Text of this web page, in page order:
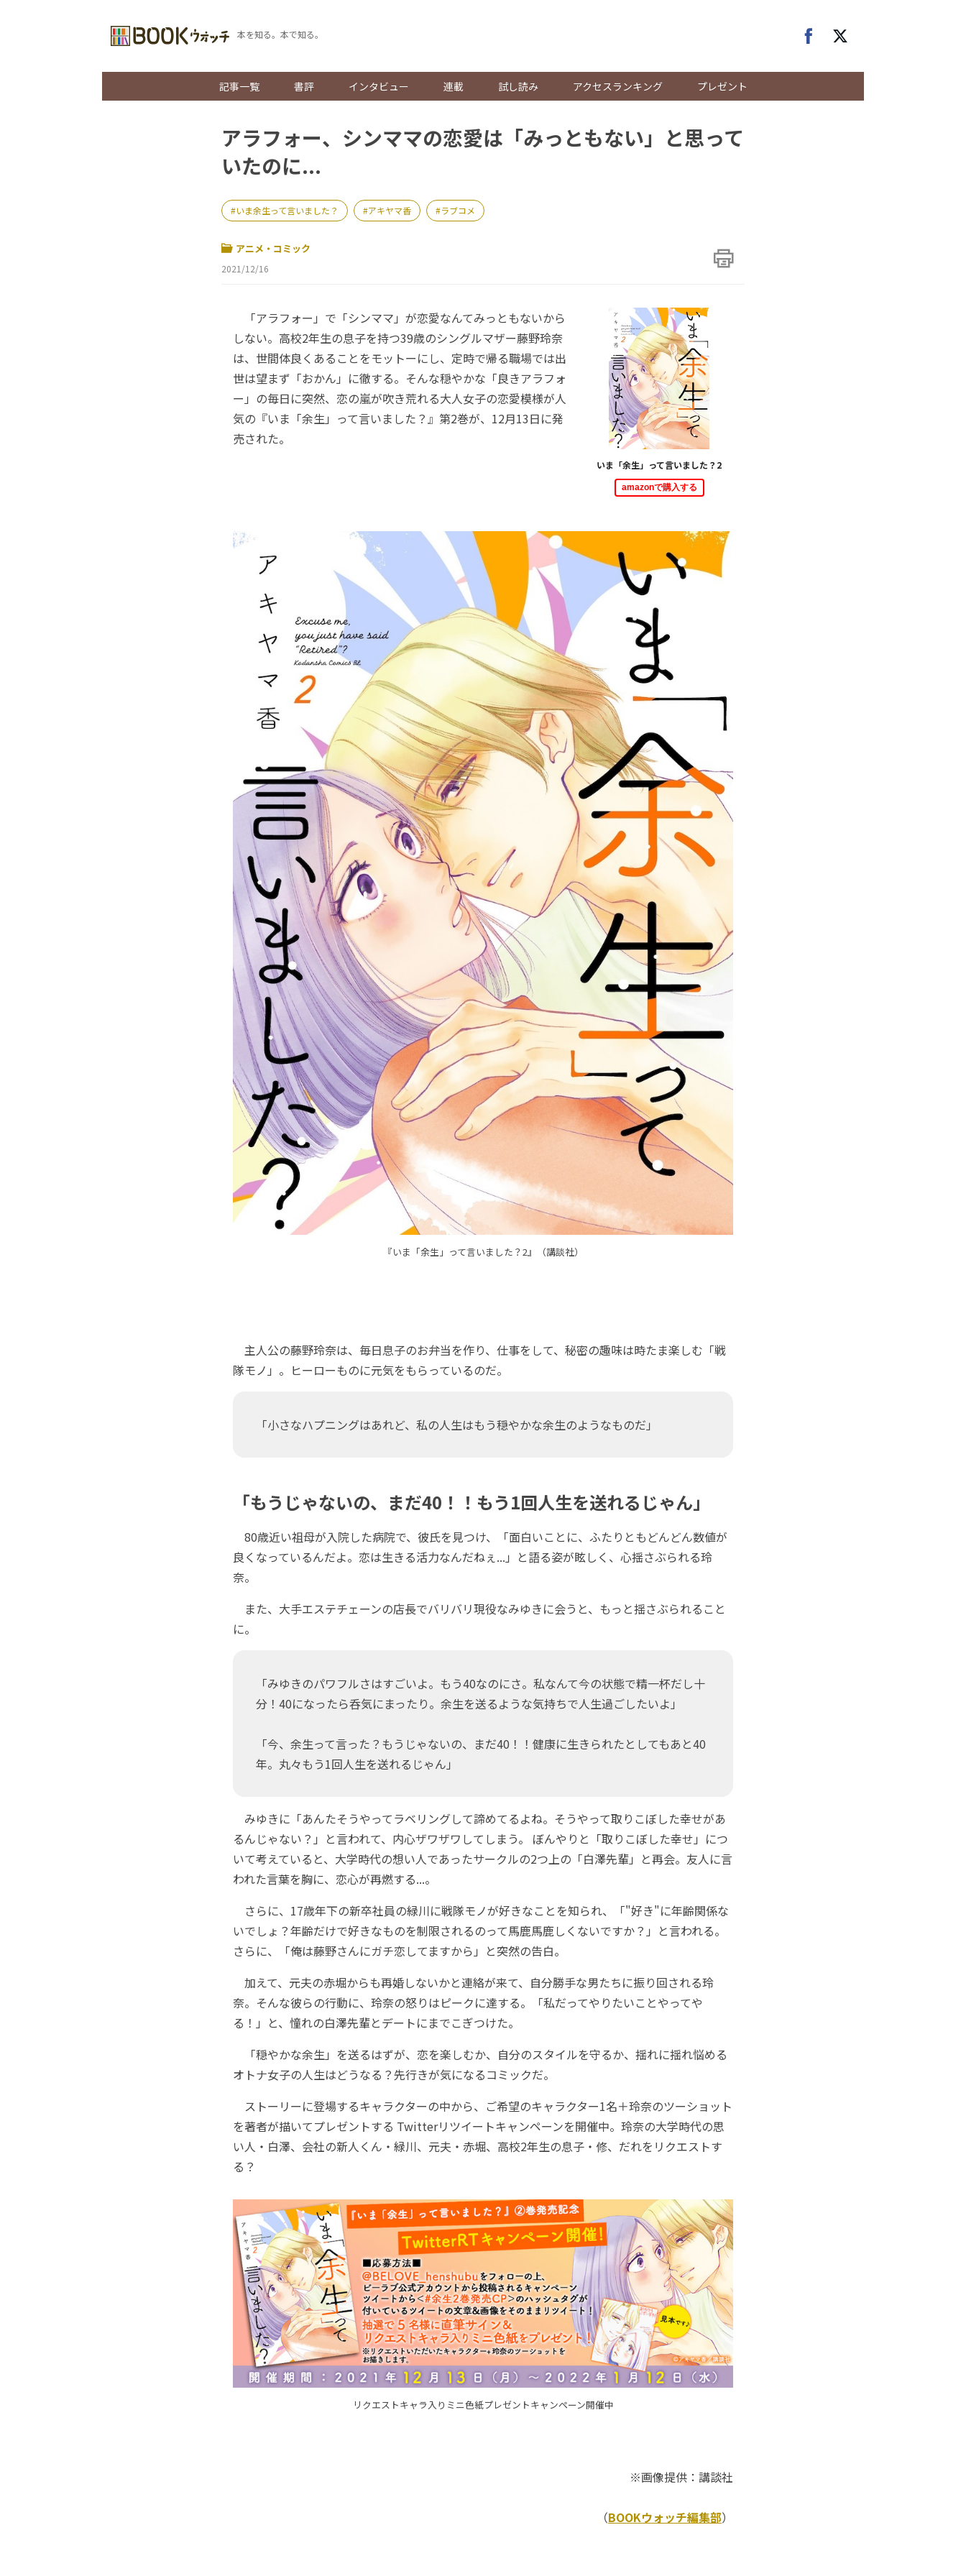
本を知る。本で知る。
記事一覧 書評 インタビュー 連載 試し読み アクセスランキング プレゼント
アラフォー、シンママの恋愛は「みっともない」と思って
いたのに...
いま余生って言いました？ アキヤマ香 ラブコメ
アニメ・コミック
2021/12/16
いま「余生」って言いました？2
amazonで購入する
「アラフォー」で「シンママ」が恋愛なんてみっともないから
しない。高校2年生の息子を持つ39歳のシングルマザー藤野玲奈
は、世間体良くあることをモットーにし、定時で帰る職場では出
世は望まず「おかん」に徹する。そんな穏やかな「良きアラフォ
ー」の毎日に突然、恋の嵐が吹き荒れる大人女子の恋愛模様が人
気の『いま「余生」って言いました？』第2巻が、12月13日に発
売された。
『いま「余生」って言いました？2』（講談社）
主人公の藤野玲奈は、毎日息子のお弁当を作り、仕事をして、秘密の趣味は時たま楽しむ「戦
隊モノ」。ヒーローものに元気をもらっているのだ。
「小さなハプニングはあれど、私の人生はもう穏やかな余生のようなものだ」
「もうじゃないの、まだ40！！もう1回人生を送れるじゃん」
80歳近い祖母が入院した病院で、彼氏を見つけ、「面白いことに、ふたりともどんどん数値が
良くなっているんだよ。恋は生きる活力なんだねぇ...」と語る姿が眩しく、心揺さぶられる玲
奈。
また、大手エステチェーンの店長でバリバリ現役なみゆきに会うと、もっと揺さぶられること
に。
「みゆきのパワフルさはすごいよ。もう40なのにさ。私なんて今の状態で精一杯だし十
分！40になったら呑気にまったり。余生を送るような気持ちで人生過ごしたいよ」
「今、余生って言った？もうじゃないの、まだ40！！健康に生きられたとしてもあと40
年。丸々もう1回人生を送れるじゃん」
みゆきに「あんたそうやってラベリングして諦めてるよね。そうやって取りこぼした幸せがあ
るんじゃない？」と言われて、内心ザワザワしてしまう。 ぼんやりと「取りこぼした幸せ」につ
いて考えていると、大学時代の想い人であったサークルの2つ上の「白澤先輩」と再会。友人に言
われた言葉を胸に、恋心が再燃する...。
さらに、17歳年下の新卒社員の緑川に戦隊モノが好きなことを知られ、「"好き"に年齢関係な
いでしょ？年齢だけで好きなものを制限されるのって馬鹿馬鹿しくないですか？」と言われる。
さらに、「俺は藤野さんにガチ恋してますから」と突然の告白。
加えて、元夫の赤堀からも再婚しないかと連絡が来て、自分勝手な男たちに振り回される玲
奈。そんな彼らの行動に、玲奈の怒りはピークに達する。「私だってやりたいことやってや
る！」と、憧れの白澤先輩とデートにまでこぎつけた。
「穏やかな余生」を送るはずが、恋を楽しむか、自分のスタイルを守るか、揺れに揺れ悩める
オトナ女子の人生はどうなる？先行きが気になるコミックだ。
ストーリーに登場するキャラクターの中から、ご希望のキャラクター1名＋玲奈のツーショット
を著者が描いてプレゼントする Twitterリツイートキャンペーンを開催中。玲奈の大学時代の思
い人・白澤、会社の新人くん・緑川、元夫・赤堀、高校2年生の息子・修、だれをリクエストす
る？
リクエストキャラ入りミニ色紙プレゼントキャンペーン開催中
※画像提供：講談社
（BOOKウォッチ編集部）